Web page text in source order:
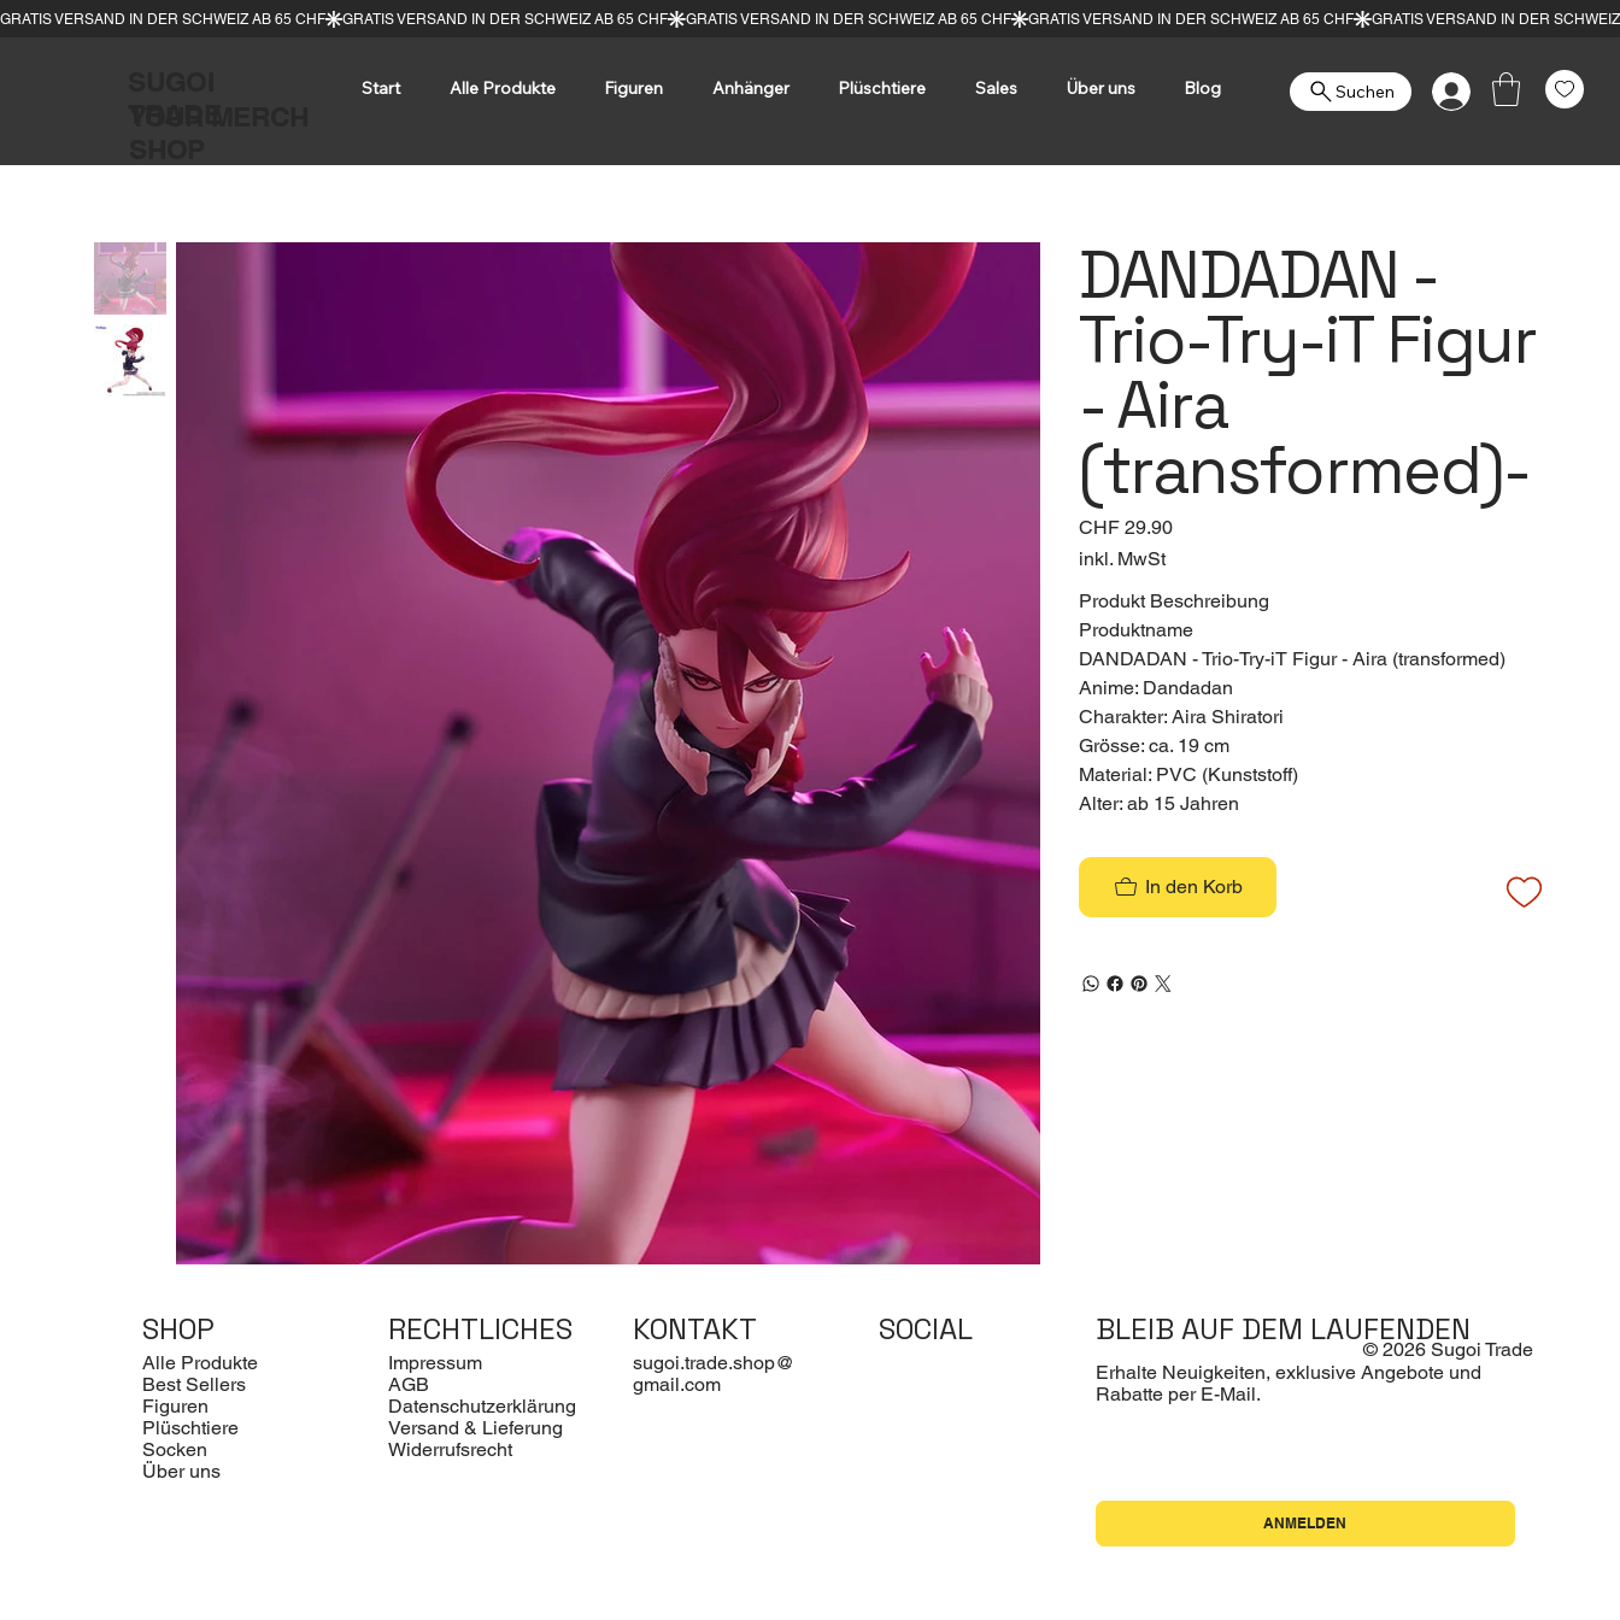
Start Alle Produkte Figuren Anhänger Plüschtiere Sales Über uns Blog Suchen
DANDADAN -
Trio-Try-iT Figur
- Aira
(transformed)-
Preis
CHF 29.90
inkl. MwSt
Produkt Beschreibung
Produktname
DANDADAN - Trio-Try-iT Figur - Aira (transformed)
Anime: Dandadan
Charakter: Aira Shiratori
Grösse: ca. 19 cm
Material: PVC (Kunststoff)
Alter: ab 15 Jahren
In den Korb
SHOP
Alle Produkte
Best Sellers
Figuren
Plüschtiere
Socken
Über uns
RECHTLICHES
Impressum
AGB
Datenschutzerklärung
Versand & Lieferung
Widerrufsrecht
KONTAKT
sugoi.trade.shop@
gmail.com
SOCIAL BLEIB AUF DEM LAUFENDEN
Erhalte Neuigkeiten, exklusive Angebote und
Rabatte per E-Mail.
ANMELDEN
© 2026 Sugoi Trade